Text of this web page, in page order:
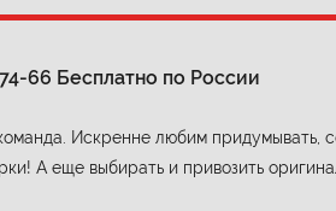
66 Бесплатно по России
Искренне любим придумывать,
А еще выбирать и привозить